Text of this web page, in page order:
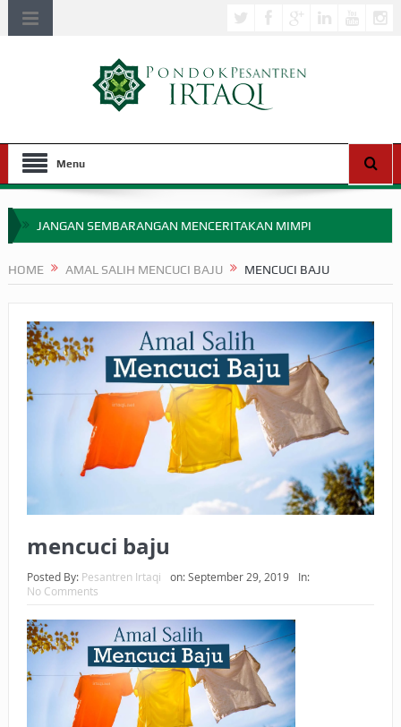
Menu
JANGAN SEMBARANGAN MENCERITAKAN MIMPI
APA HUKUM MEMPERCEPAT PEMBAYARAN ZAKAT
SEBELUM TIBA SAAT WAJIB?
HAKIKAT NIKMAT DI DUNIA!
BAGAIMANA CARA MEMBAYAR ZAKAT UANG?
UANG HARAM BISA MENJADI HALAL JIKA SEBAB
KEPEMILIKANNYA BERUBAH
HUKUM MEMBAYAR ZAKAT DENGAN CARA MENGANGSUR
HUKUM MEMBAYAR ZAKAT KEPADA KERABAT SENDIRI
HOME AMAL SALIH MENCUCI BAJU MENCUCI BAJU
mencuci baju
Posted By: Pesantren Irtaqi on:September 29, 2019
In:
No Comments